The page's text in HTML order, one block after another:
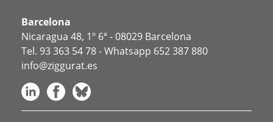
Barcelona
Nicaragua 48, 1º 6ª - 08029 Barcelona
Tel. 93 363 54 78- Whatsapp 652 387 880
info@ziggurat.es